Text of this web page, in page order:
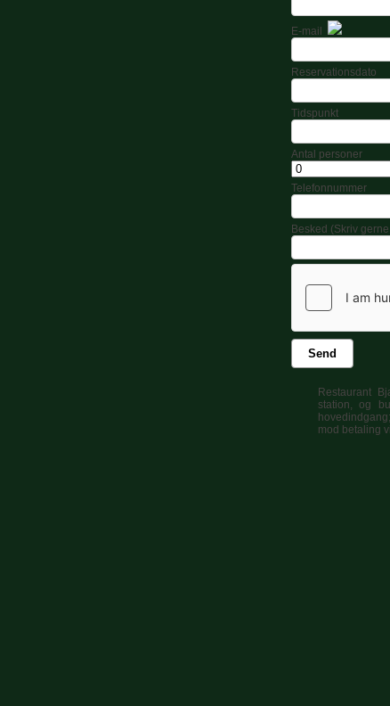
E-mail
Reservationsdato
Tidspunkt
Antal personer
Telefonnummer
Besked (Skriv
Send
Restaurant
station, og
mod betaling